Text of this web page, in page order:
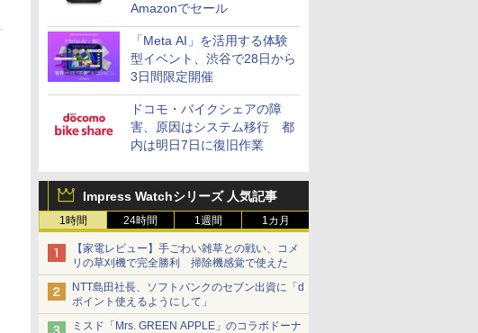
Amazonでセール
「Meta AI」を活用する体験
型イベント、渋谷で28日から
3日間限定開催
ドコモ・バイクシェアの障
害、原因はシステム移行 都
内は明日7日に復旧作業
Impress Watchシリーズ 人気記事
1時間 24時間 1週間 1カ月
【家電レビュー】手ごわい雑草との戦い、コメ
リの草刈機で完全勝利 掃除機感覚で使えた
NTT島田社長、ソフトバンクのセブン出資に「d
ポイント使えるようにして」
ミスド「Mrs. GREEN APPLE」のコラボドーナ